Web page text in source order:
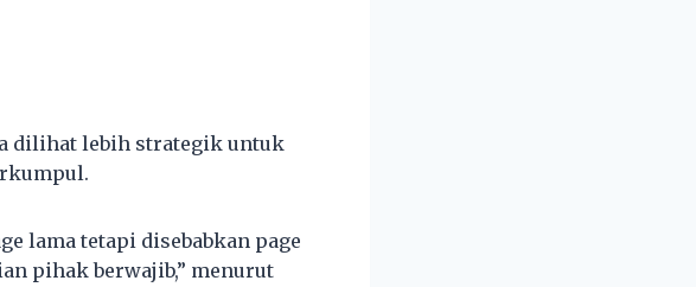
dilihat lebih strategik untuk
lama tetapi disebabkan page
pihak berwajib,” menurut